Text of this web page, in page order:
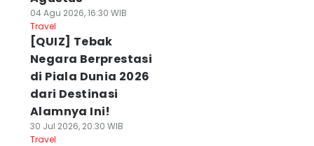
04 Agu 2026, 16:30 WIB
Travel
[QUIZ] Tebak
Negara Berprestasi
di Piala Dunia 2026
dari Destinasi
Alamnya Ini!
30 Jul 2026, 20:30 WIB
Travel